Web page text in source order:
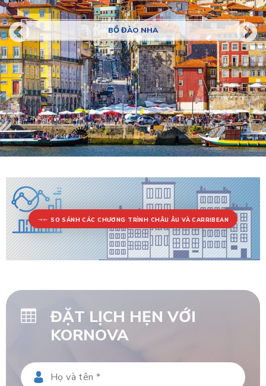
BỒ ĐÀO NHA
SO SÁNH CÁC CHƯƠNG TRÌNH CHÂU ÂU VÀ CARRIBEAN
ĐẶT LỊCH HẸN VỚI
KORNOVA